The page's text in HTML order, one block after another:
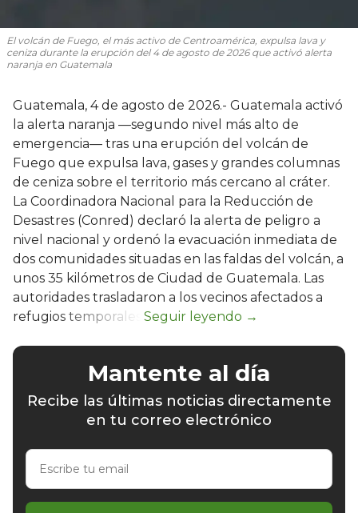
El volcán de Fuego, el más activo de Centroamérica, expulsa lava y
ceniza durante la erupción del 4 de agosto de 2026 que activó alerta
naranja en Guatemala
Guatemala, 4 de agosto de 2026.- Guatemala activó
la alerta naranja —segundo nivel más alto de
emergencia— tras una erupción del volcán de
Fuego que expulsa lava, gases y grandes columnas
de ceniza sobre el territorio más cercano al cráter.
La Coordinadora Nacional para la Reducción de
Desastres (Conred) declaró la alerta de peligro a
nivel nacional y ordenó la evacuación inmediata de
dos comunidades situadas en las faldas del volcán, a
unos 35 kilómetros de Ciudad de Guatemala. Las
autoridades trasladaron a los vecinos afectados a
refugios temporales.
Mantente al día
Recibe las últimas noticias directamente
en tu correo electrónico
Escribe
email